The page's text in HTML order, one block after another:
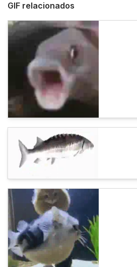
GIF relacionados